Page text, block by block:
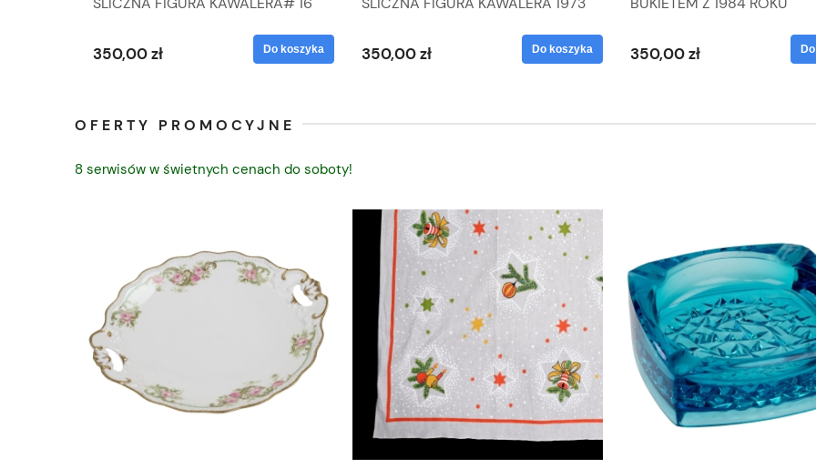
350,00 zł Do koszyka 350,00 zł Do koszyka 350,00 zł
OFERTY PROMOCYJNE
8 serwisów w świetnych cenach do soboty!